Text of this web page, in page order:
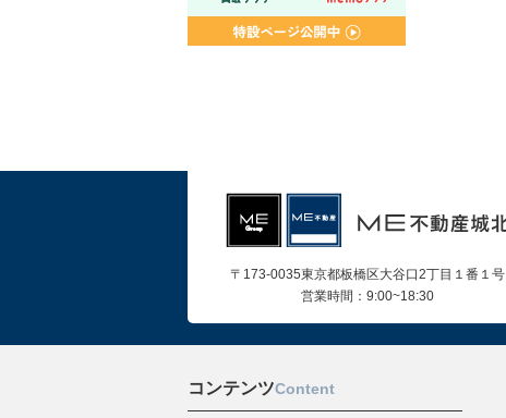
〒173-0035東京都板橋区大谷口2丁目１番１号
営業時間：9:00~18:30
コンテンツContent